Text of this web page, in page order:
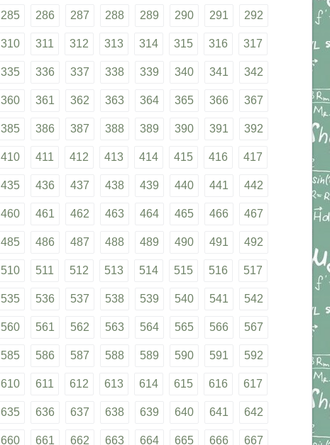
285 286 287 288 289 290 291 292
310 311 312 313 314 315 316 317
335 336 337 338 339 340 341 342
360 361 362 363 364 365 366 367
385 386 387 388 389 390 391 392
410 411 412 413 414 415 416 417
435 436 437 438 439 440 441 442
460 461 462 463 464 465 466 467
485 486 487 488 489 490 491 492
510 511 512 513 514 515 516 517
535 536 537 538 539 540 541 542
560 561 562 563 564 565 566 567
585 586 587 588 589 590 591 592
610 611 612 613 614 615 616 617
635 636 637 638 639 640 641 642
660 661 662 663 664 665 666 667